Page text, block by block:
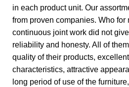
in each product unit. Our
from proven companies. Who for
continuous joint work did not
reliability and honesty. All of
quality of their products,
characteristics, attractive
long period of use of the